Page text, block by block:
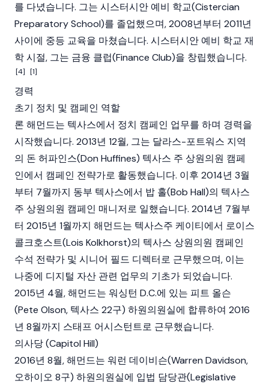
를 다녔습니다. 그는 시스터시안 예비 학교(Cistercian
Preparatory School)를 졸업했으며, 2008년부터 2011년
사이에 중등 교육을 마쳤습니다. 시스터시안 예비 학교 재
학 시절, 그는 금융 클럽(Finance Club)을 창립했습니다.
[4] [1]
경력
초기 정치 및 캠페인 역할
론 해먼드는 텍사스에서 정치 캠페인 업무를 하며 경력을
시작했습니다. 2013년 12월, 그는 달라스-포트워스 지역
의 돈 허파인스(Don Huffines) 텍사스 주 상원의원 캠페
인에서 캠페인 전략가로 활동했습니다. 이후 2014년 3월
부터 7월까지 동부 텍사스에서 밥 홀(Bob Hall)의 텍사스
주 상원의원 캠페인 매니저로 일했습니다. 2014년 7월부
터 2015년 1월까지 해먼드는 텍사스주 케이티에서 로이스
콜크호스트(Lois Kolkhorst)의 텍사스 상원의원 캠페인
수석 전략가 및 시니어 필드 디렉터로 근무했으며, 이는
나중에 디지털 자산 관련 업무의 기초가 되었습니다.
2015년 4월, 해먼드는 워싱턴 D.C.에 있는 피트 올슨
(Pete Olson, 텍사스 22구) 하원의원실에 합류하여 2016
년 8월까지 스태프 어시스턴트로 근무했습니다.
의사당 (Capitol Hill)
2016년 8월, 해먼드는 워런 데이비슨(Warren Davidson,
오하이오 8구) 하원의원실에 입법 담당관(Legislative